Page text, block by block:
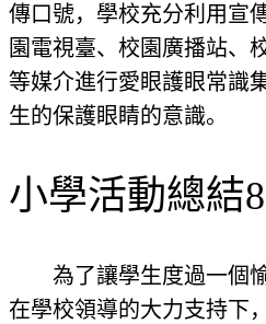
傳口號，學校充分利用宣
園電視臺、校園廣播站、
等媒介進行愛眼護眼常識
生的保護眼睛的意識。
小學活動總結8
為了讓學生度過一個
在學校領導的大力支持下